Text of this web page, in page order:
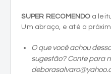
SUPER RECOMENDO a
Um abraço, e até a
O que você achou
sugestão? Conte para